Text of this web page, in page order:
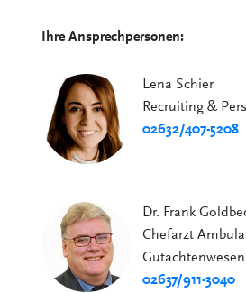
Ihre Ansprechpersonen:
Lena Schier
Recruiting &
02632/407-5208
Dr. Frank
Chefarzt
Gutachtenwesen
02637/911-3040